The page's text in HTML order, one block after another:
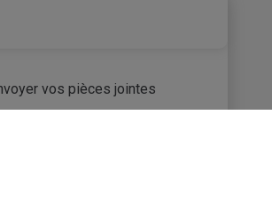
vos pièces jointes